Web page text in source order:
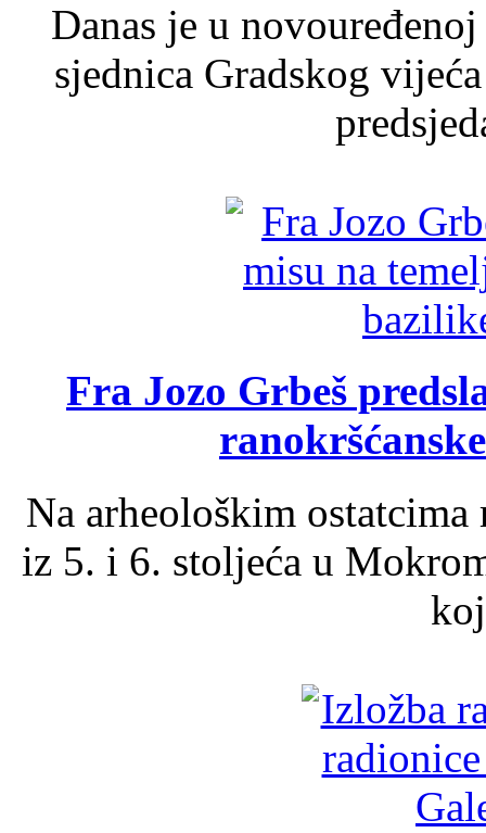
Danas je u
sjednica Gradskog
Fra Jozo Grbeš
Na arheološkim
iz 5. i 6. stoljeća u